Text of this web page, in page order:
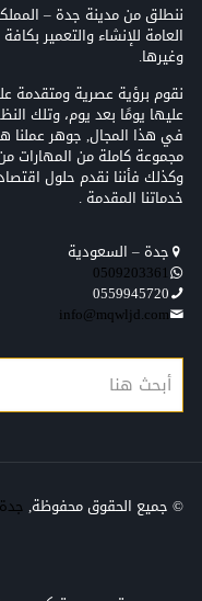
ننطلق من مدينة جدة –
العامة للإنشاء والتعمير
وغيرها.
نقوم برؤية عصرية ومتقدمة
عليها يومًا بعد يوم، وتلك
في هذا المجال, جوهر عملنا هو
مجموعة كاملة من المهارات
وكذلك فأننا نقدم حلول
خدماتنا المقدمة .
جدة – السعودية
0509203361‬‏‬‏
0559945720
info@mqwljd.com
© جميع الحقوق محفوظة,